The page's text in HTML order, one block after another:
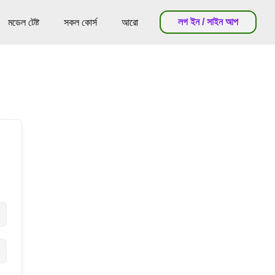
মডেল টেষ্ট সকল কোর্স আরো লগ ইন / সাইন আপ